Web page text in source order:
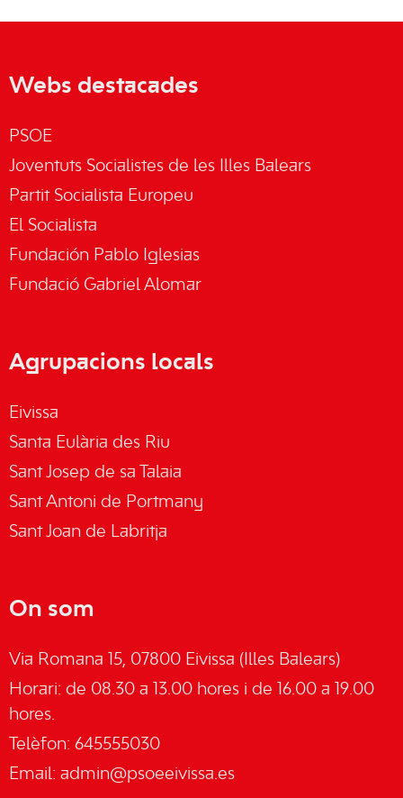
Webs destacades
PSOE
Joventuts Socialistes de les Illes Balears
Partit Socialista Europeu
El Socialista
Fundación Pablo Iglesias
Fundació Gabriel Alomar
Agrupacions locals
Eivissa
Santa Eulària des Riu
Sant Josep de sa Talaia
Sant Antoni de Portmany
Sant Joan de Labritja
On som
Via Romana 15, 07800 Eivissa (Illes Balears)
Horari: de 08.30 a 13.00 hores i de 16.00 a 19.00
hores.
Telèfon: 645555030
Email: admin@psoeeivissa.es